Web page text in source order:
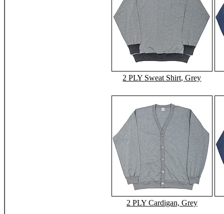
2 PLY Sweat Shirt, Grey
2 PLY Cardigan, Grey